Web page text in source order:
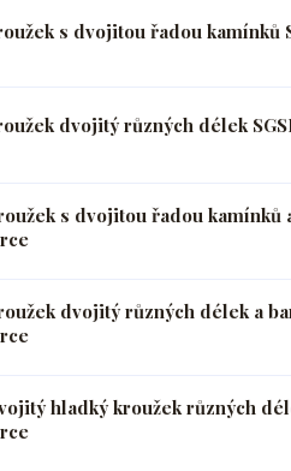
s dvojitou řadou kamínků
dvojitý různých délek
s dvojitou řadou kamínků
dvojitý různých délek a
hladký kroužek různých